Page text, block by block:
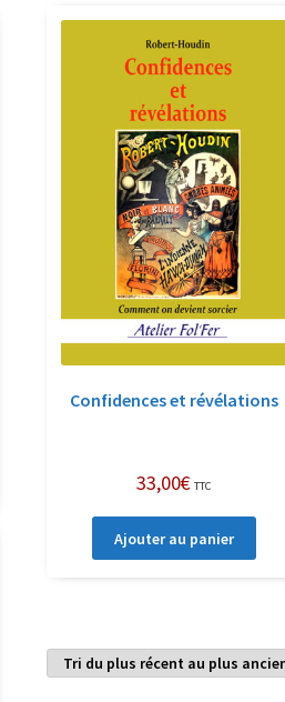
Confidences et révélations
33,00€ TTC
Ajouter au panier